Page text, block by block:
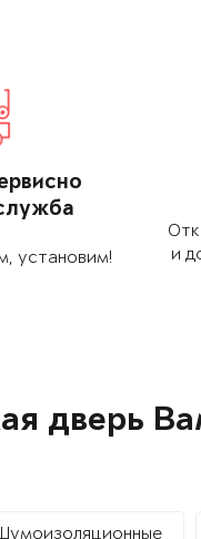
установим!
и
дверь